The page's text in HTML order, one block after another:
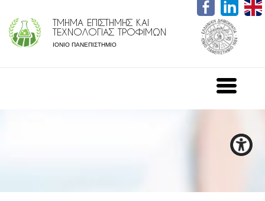
ΤΜΗΜΑ ΕΠΙΣΤΗΜΗΣ ΚΑΙ
ΤΕΧΝΟΛΟΓΙΑΣ ΤΡΟΦΙΜΩΝ
ΙΟΝΙΟ ΠΑΝΕΠΙΣΤΗΜΙΟ